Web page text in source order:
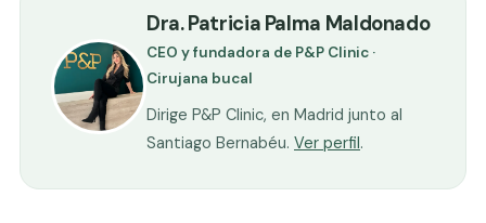
Dra. Patricia Palma Maldonado
CEO y fundadora de P&P Clinic ·
Cirujana bucal
Dirige P&P Clinic, en Madrid junto al
Santiago Bernabéu. Ver perfil.